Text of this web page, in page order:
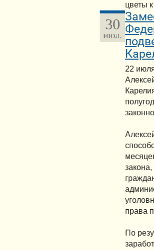
цветы
30
июл.
22
права
По